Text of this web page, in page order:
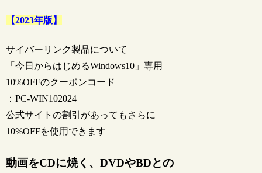
【2023年版】
サイバーリンク製品について
「今日からはじめるWindows10」専用
10%OFFのクーポンコード
：PC-WIN102024
公式サイトの割引があってもさらに
10%OFFを使用できます
動画をCDに焼く、DVDやBDとの